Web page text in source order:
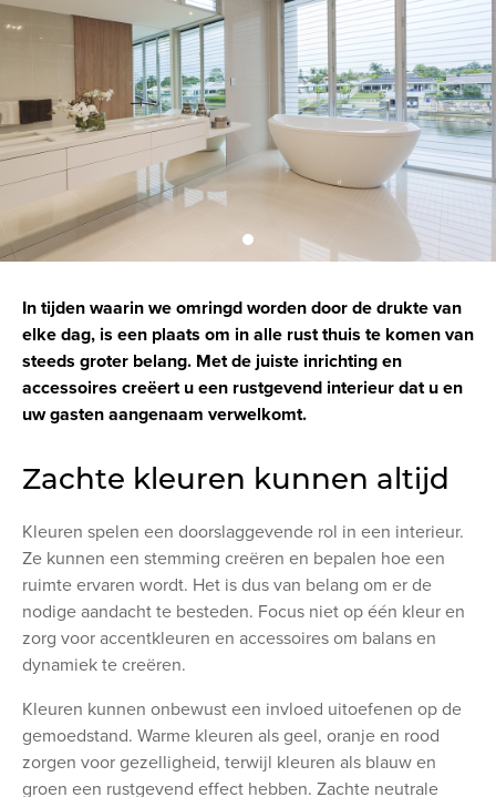
In tijden waarin we omringd worden door de drukte van
elke dag, is een plaats om in alle rust thuis te komen van
steeds groter belang. Met de juiste inrichting en
accessoires creëert u een rustgevend interieur dat u en
uw gasten aangenaam verwelkomt.
Zachte kleuren kunnen altijd
Kleuren spelen een doorslaggevende rol in een interieur.
Ze kunnen een stemming creëren en bepalen hoe een
ruimte ervaren wordt. Het is dus van belang om er de
nodige aandacht te besteden. Focus niet op één kleur en
zorg voor accentkleuren en accessoires om balans en
dynamiek te creëren.
Kleuren kunnen onbewust een invloed uitoefenen op de
gemoedstand. Warme kleuren als geel, oranje en rood
zorgen voor gezelligheid, terwijl kleuren als blauw en
groen een rustgevend effect hebben. Zachte neutrale